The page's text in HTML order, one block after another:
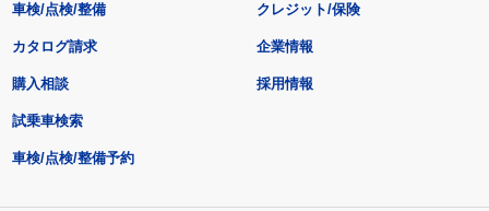
車検/点検/整備 クレジット/保険
カタログ請求
購入相談
試乗車検索
車検/点検/整備予約
企業情報
採用情報